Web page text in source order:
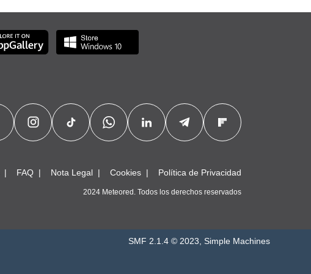
FAQ Nota Legal Cookies Política de Privacidad
2024 Meteored. Todos los derechos reservados
SMF 2.1.4 © 2023, Simple Machines